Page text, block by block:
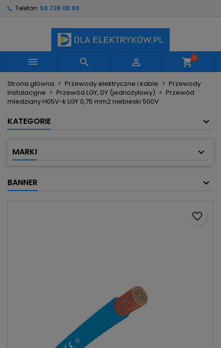
Telefon: 58 728 08 88
   shopping_cart0
Strona główna Przewody elektryczne i kable
Przewody
instalacyjne
Przewód LGY, DY (jednożyłowy)
Przewód
miedziany H05V-k LGY 0,75 mm2 niebieski 500V
KATEGORIE
MARKI
BANNER
favorite_border
Utwórz nową listę
Nazwa listy życzeń
Anuluj Utwórz listę życzeń
Musisz być zalogowany by zapisać produkty na
swojej liście życzeń.
Anuluj Zaloguj się